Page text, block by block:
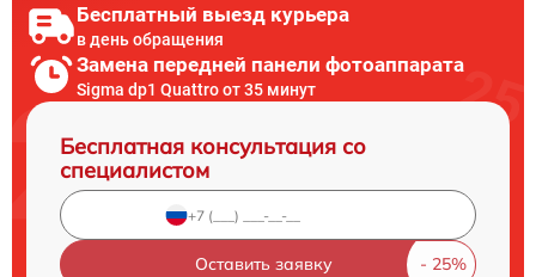
Бесплатный выезд курьера
в день обращения
Замена передней панели фотоаппарата
Sigma dp1 Quattro от 35 минут
Бесплатная консультация со
специалистом
Оставить заявку